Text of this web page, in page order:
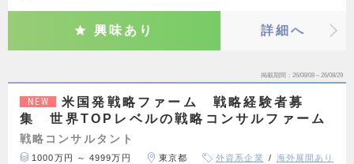
興味あり 詳細へ
掲載期間 26/08/08～26/08/29
NEW
米国発戦略ファーム 戦略経験者募
集 世界TOPレベルの戦略コンサルファーム
戦略コンサルタント
1000万円 ～ 4999万円 東京都 外資系企業
海外展開あり